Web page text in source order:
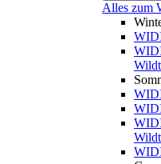
Alles zum